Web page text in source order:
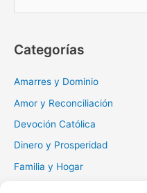
r
Categorías
Amarres y Dominio
Amor y Reconciliación
Devoción Católica
Dinero y Prosperidad
Familia y Hogar